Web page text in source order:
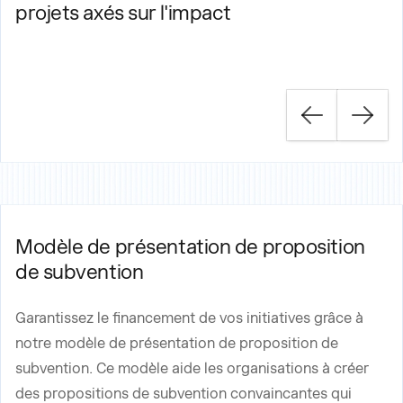
projets axés sur l'impact
Modèle de présentation de proposition
de subvention
Garantissez le financement de vos initiatives grâce à
notre modèle de présentation de proposition de
subvention. Ce modèle aide les organisations à créer
des propositions de subvention convaincantes qui